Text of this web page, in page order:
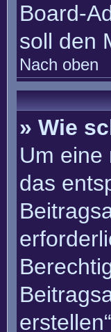
Board-
soll den
Nach oben
» Wie
Um eine
das